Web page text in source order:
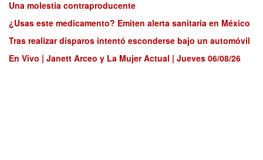
Una molestia contraproducente
¿Usas este medicamento? Emiten alerta sanitaria en México
Tras realizar disparos intentó esconderse bajo un automóvil
En Vivo | Janett Arceo y La Mujer Actual | Jueves 06/08/26